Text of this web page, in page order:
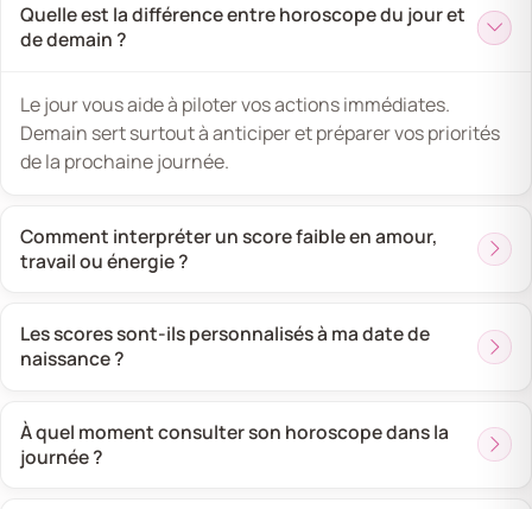
Quelle est la différence entre horoscope du jour et
de demain ?
Le jour vous aide à piloter vos actions immédiates.
Demain sert surtout à anticiper et préparer vos priorités
de la prochaine journée.
Comment interpréter un score faible en amour,
travail ou énergie ?
Les scores sont-ils personnalisés à ma date de
naissance ?
À quel moment consulter son horoscope dans la
journée ?